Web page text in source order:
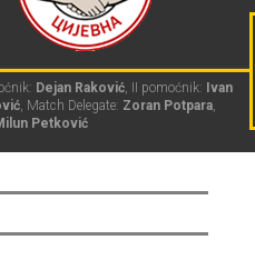
Dejan Raković, II pomoćnik: Ivan
, Match Delegate: Zoran Potpara,
Petković